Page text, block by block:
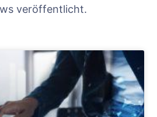
veröffentlicht.